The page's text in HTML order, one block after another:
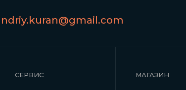
СЕРВИС МАГАЗИН